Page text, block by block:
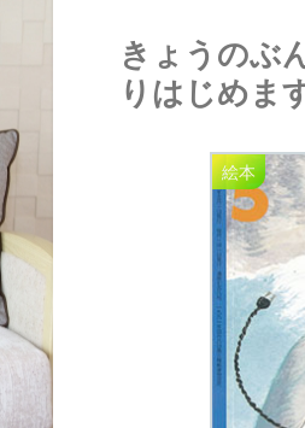
きょうの
りはじめま
絵本